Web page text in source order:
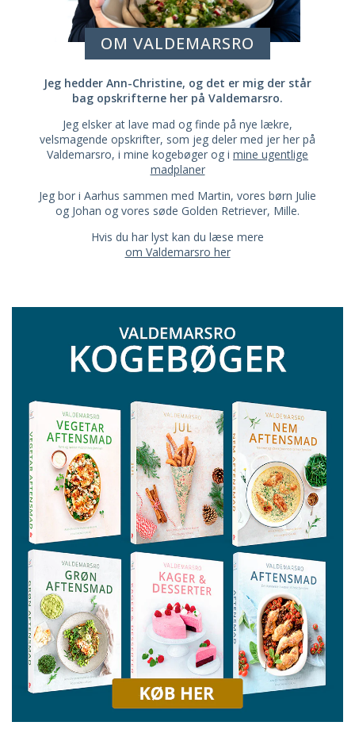
OM VALDEMARSRO
Jeg hedder Ann-Christine, og det er mig der står
bag opskrifterne her på Valdemarsro.
Jeg elsker at lave mad og finde på nye lækre,
velsmagende opskrifter, som jeg deler med jer her på
Valdemarsro, i mine kogebøger og i mine ugentlige
madplaner
Jeg bor i Aarhus sammen med Martin, vores børn Julie
og Johan og vores søde Golden Retriever, Mille.
Hvis du har lyst kan du læse mere
om Valdemarsro her